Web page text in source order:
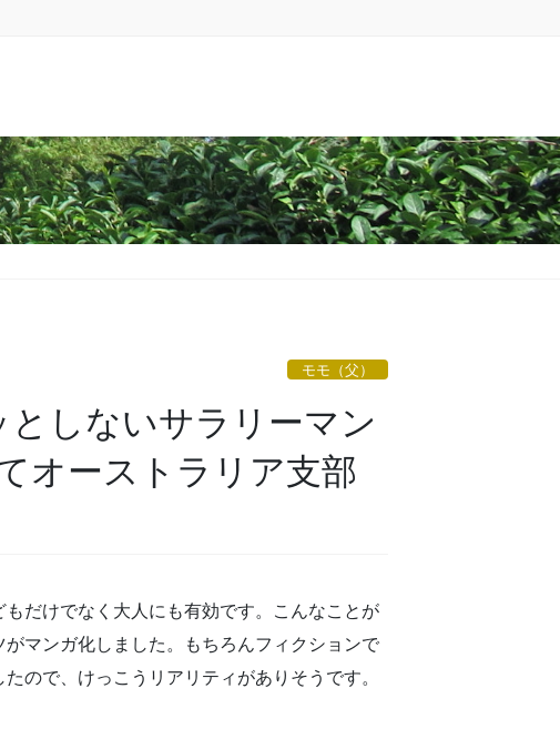
モモ（父）
としないサラリーマン
オーストラリア支部
だけでなく大人にも有効です。こんなことが
マンガ化しました。もちろんフィクションで
ので、けっこうリアリティがありそうです。